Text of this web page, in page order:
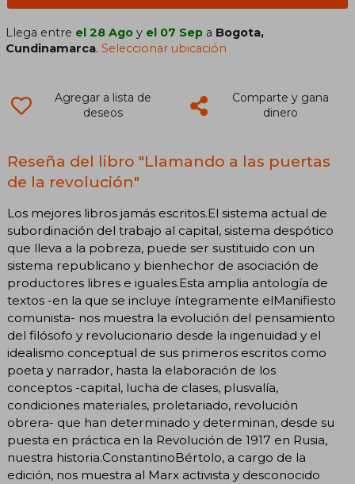
Llega entre el 28 Ago y el 07 Sep a Bogota,
Cundinamarca.Seleccionar ubicación
Agregar a lista de
deseos
Comparte y gana
dinero
Reseña del libro "Llamando a las puertas
de la revolución"
Los mejores libros jamás escritos.El sistema actual de
subordinación del trabajo al capital, sistema despótico
que lleva a la pobreza, puede ser sustituido con un
sistema republicano y bienhechor de asociación de
productores libres e iguales.Esta amplia antología de
textos -en la que se incluye íntegramente elManifiesto
comunista- nos muestra la evolución del pensamiento
del filósofo y revolucionario desde la ingenuidad y el
idealismo conceptual de sus primeros escritos como
poeta y narrador, hasta la elaboración de los
conceptos -capital, lucha de clases, plusvalía,
condiciones materiales, proletariado, revolución
obrera- que han determinado y determinan, desde su
puesta en práctica en la Revolución de 1917 en Rusia,
nuestra historia.ConstantinoBértolo, a cargo de la
edición, nos muestra al Marx activista y desconocido